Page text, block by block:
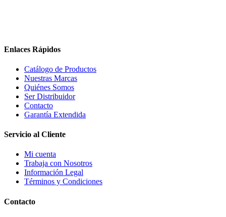
Enlaces Rápidos
Catálogo de Productos
Nuestras Marcas
Quiénes Somos
Ser Distribuidor
Contacto
Garantía Extendida
Servicio al Cliente
Mi cuenta
Trabaja con Nosotros
Información Legal
Términos y Condiciones
Contacto